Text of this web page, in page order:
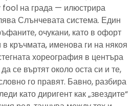
на града — илюстрира
Слънчевата система. Един
очукани, като в офорт
кръчмата, именова ги на някоя
хореография в центъра
се въртят около оста си и те,
го правят. Бавно, разбира
като диригент как „звездите“